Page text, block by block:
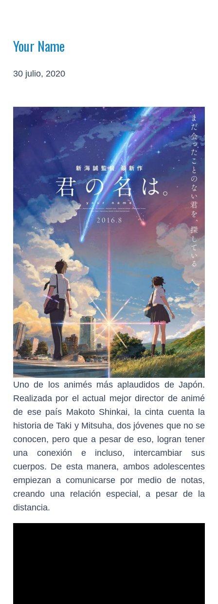
Your Name
30 julio, 2020
Uno de los animés más aplaudidos de Japón.
Realizada por el actual mejor director de animé
de ese país Makoto Shinkai, la cinta cuenta la
historia de Taki y Mitsuha, dos jóvenes que no se
conocen, pero que a pesar de eso, logran tener
una conexión e incluso, intercambiar sus
cuerpos. De esta manera, ambos adolescentes
empiezan a comunicarse por medio de notas,
creando una relación especial, a pesar de la
distancia.